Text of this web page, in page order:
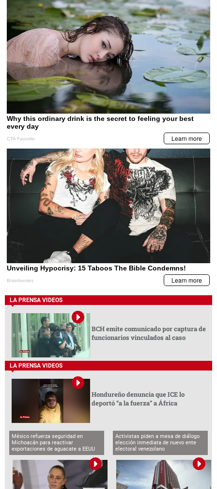
LA PRENSA VIDEOS
BCH emite comunicado por captura de
funcionarios vinculados al caso
LA PRENSA VIDEOS
Hondureño denuncia que ICE lo
deportó “a la fuerza” a África
México refuerza seguridad en
Michoacán para reactivar
exportaciones de aguacate a EEUU
Activistas piden a mesa de diálogo
elección inmediata de nuevo ente
electoral venezolano